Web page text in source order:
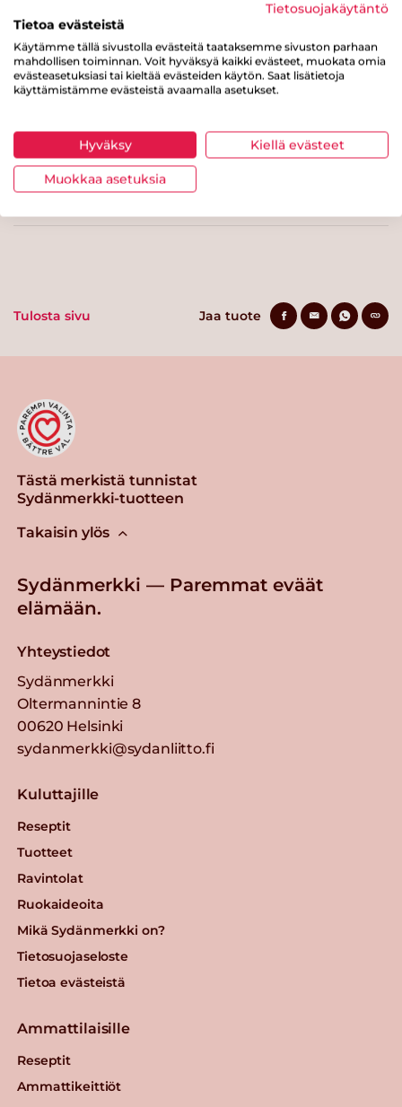
Rasvaa
josta tyydyttynyttä rasvaa 1.4 g
Hiilihydraatteja
Proteiinia
Tulosta sivu Jaa tuote
Tästä merkistä tunnistat
Sydänmerkki-tuotteen
Takaisin ylös
Sydänmerkki — Paremmat eväät
elämään.
Yhteystiedot
Sydänmerkki
Oltermannintie 8
00620 Helsinki
sydanmerkki@sydanliitto.fi
Kuluttajille
Reseptit
Tuotteet
Ravintolat
Ruokaideoita
Mikä Sydänmerkki on?
Tietosuojaseloste
Tietoa evästeistä
Ammattilaisille
Reseptit
Ammattikeittiöt
Tietosuojakäytäntö
Tietoa evästeistä
Käytämme tällä sivustolla evästeitä taataksemme sivuston parhaan
mahdollisen toiminnan. Voit hyväksyä kaikki evästeet, muokata omia
evästeasetuksiasi tai kieltää evästeiden käytön. Saat lisätietoja
käyttämistämme evästeistä avaamalla asetukset.
Hyväksy Kiellä evästeet
Muokkaa asetuksia